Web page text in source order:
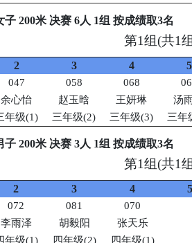
子 200米 决赛 6人 1组 按成绩取3名
第1组(共1
2 3 4 5
047 058 068
余心怡 赵玉晗 王妍琳
汤
年级(1) 三年级(2) 三年级(3) 三年
子 200米 决赛 3人 1组 按成绩取3名
第1组(共1
2 3 4 5
072 081
070
李雨泽 胡毅阳
张天乐
年级(1) 四年级(2) 四年级(1)